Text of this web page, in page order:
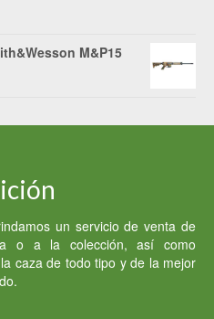
M&P15
un servicio de venta de
o a la colección, así como
caza de todo tipo y de la mejor